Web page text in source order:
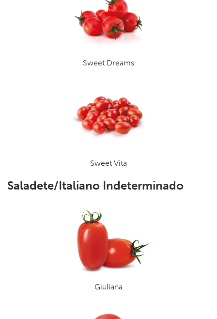
Sweet Dreams
Sweet Vita
Saladete/Italiano Indeterminado
Giuliana